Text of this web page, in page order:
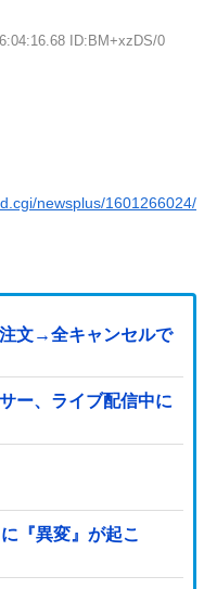
ID:BM+xzDS/0
newsplus/1601266024/
文→全キャンセルで
ー、ライブ配信中に
『異変』が起こ